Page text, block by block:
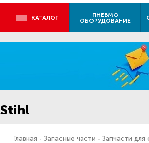
КАТАЛОГ
ПНЕВМО
ОБОРУДОВАНИЕ
Stihl
Главная - Запасные части - Запчасти для